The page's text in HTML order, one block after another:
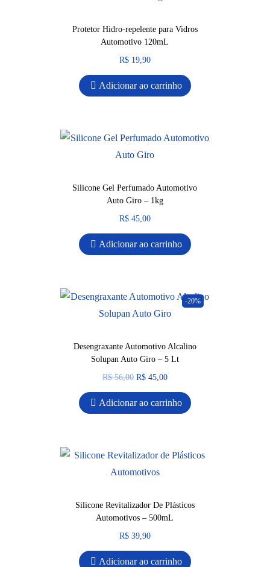
Protetor Hidro-repelente para Vidros
Automotivo 120mL
R$19,90
Adicionar ao carrinho
Silicone Gel Perfumado Automotivo
Auto Giro – 1kg
R$45,00
Adicionar ao carrinho
-20%
Desengraxante Automotivo Alcalino
Solupan Auto Giro – 5 Lt
R$56,00 R$45,00
Adicionar ao carrinho
Silicone Revitalizador De Plásticos
Automotivos – 500mL
R$39,90
Adicionar ao carrinho